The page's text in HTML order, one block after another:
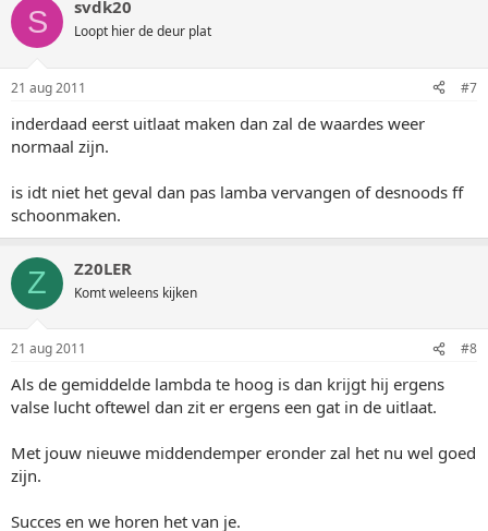
S svdk20
Loopt hier de deur plat
21 aug 2011 #7
inderdaad eerst uitlaat maken dan zal de waardes weer
normaal zijn.
is idt niet het geval dan pas lamba vervangen of desnoods ff
schoonmaken.
Z Z20LER
Komt weleens kijken
21 aug 2011 #8
Als de gemiddelde lambda te hoog is dan krijgt hij ergens
valse lucht oftewel dan zit er ergens een gat in de uitlaat.
Met jouw nieuwe middendemper eronder zal het nu wel goed
zijn.
Succes en we horen het van je.